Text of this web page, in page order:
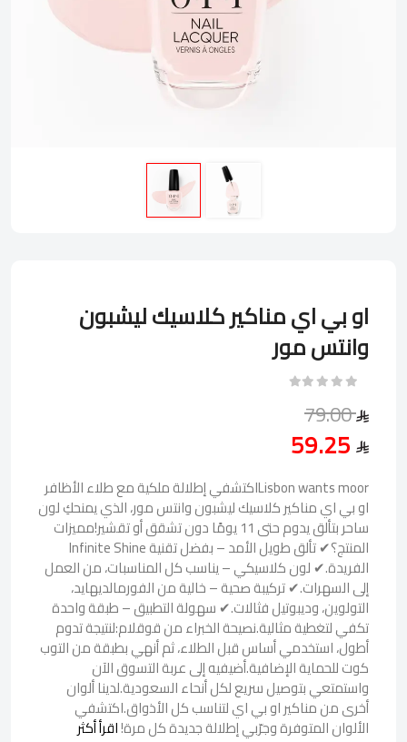
او بي اي مناكير كلاسيك ليشبون
وانتس مور
79.00
Lisbon wants moorاكتشفي إطلالة ملكية مع طلاء الأظافر
او بي اي مناكير كلاسيك ليشبون وانتس مور، الذي يمنحكِ لون
ساحر بتألق يدوم حتى 11 يومًا دون تشقق أو تقشير!مميزات
المنتج؟✔ تألق طويل الأمد – بفضل تقنية Infinite Shine
الفريدة.✔ لون كلاسيكي – يناسب كل المناسبات، من العمل
إلى السهرات.✔ تركيبة صحية – خالية من الفورمالديهايد،
التولوين، وديبوتيل فثالات.✔ سهولة التطبيق – طبقة واحدة
تكفي لتغطية مثالية.نصيحة الخبراء من قوقلام:لنتيجة تدوم
أطول، استخدمي أساس قبل الطلاء، ثم أنهي بطبقة من التوب
كوت للحماية الإضافية.أضيفيه إلى عربة التسوق الآن
واستمتعي بتوصيل سريع لكل أنحاء السعودية.لدينا ألوان
أخرى من مناكير او بي اي لتناسب كل الأذواق.اكتشفي
الألوان المتوفرة وجرّبي إطلالة جديدة كل مرة!اقرأ أكثر